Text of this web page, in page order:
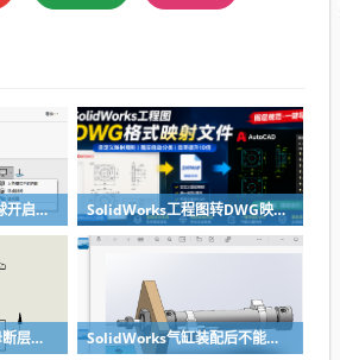
SolidWorks2026小金球开启方法realview功能开启 SolidWorks工程图转DWG映射文件制作方法
SolidWorks剖视图字母断层无需手动修改，设置一下就好 SolidWorks气缸装配后不能移动？溪风给你解决方法